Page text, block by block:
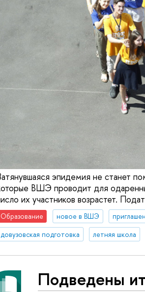
эпидемия не станет
ВШЭ проводит для
их участников возрастет.
Образование новое в ВШЭ
довузовская подготовка
летняя школа
Подведены